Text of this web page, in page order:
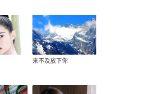
来不及放下你